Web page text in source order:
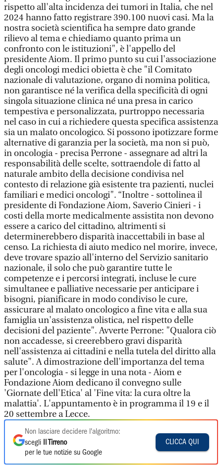
rispetto all'alta incidenza dei tumori in Italia, che nel
2024 hanno fatto registrare 390.100 nuovi casi. Ma la
nostra società scientifica ha sempre dato grande
rilievo al tema e chiediamo quanto prima un
confronto con le istituzioni", è l'appello del
presidente Aiom. Il primo punto su cui l'associazione
degli oncologi medici obietta è che "il Comitato
nazionale di valutazione, organo di nomina politica,
non garantisce né la verifica della specificità di ogni
singola situazione clinica né una presa in carico
tempestiva e personalizzata, purtroppo necessaria
nel caso in cui a richiedere questa specifica assistenza
sia un malato oncologico. Si possono ipotizzare forme
alternative di garanzia per la società, ma non si può,
in oncologia - precisa Perrone - assegnare ad altri la
responsabilità delle scelte, sottraendole di fatto al
naturale ambito della decisione condivisa nel
contesto di relazione già esistente tra pazienti, nuclei
familiari e medici oncologi". “Inoltre - sottolinea il
presidente di Fondazione Aiom, Saverio Cinieri - i
costi della morte medicalmente assistita non devono
essere a carico del cittadino, altrimenti si
determinerebbero disparità inaccettabili in base al
censo. La richiesta di aiuto medico nel morire, invece,
deve trovare spazio all'interno del Servizio sanitario
nazionale, il solo che può garantire tutte le
competenze e i percorsi integrati, incluse le cure
simultanee e palliative necessarie per anticipare i
bisogni, pianificare in modo condiviso le cure,
assicurare al malato oncologico a fine vita e alla sua
famiglia un'assistenza olistica, nel rispetto delle
decisioni del paziente". Avverte Perrone: "Qualora ciò
non accadesse, si creerebbero gravi disparità
nell'assistenza ai cittadini e nella tutela del diritto alla
salute". A dimostrazione dell'importanza del tema
per l'oncologia - si legge in una nota - Aiom e
Fondazione Aiom dedicano il convegno sulle
'Giornate dell'Etica' al 'Fine vita: la cura oltre la
malattia'. L'appuntamento è in programma il 19 e il
20 settembre a Lecce.
Non lasciare decidere l'algoritmo:
scegli
Il Tirreno
per le tue notizie su Google
CLICCA QUI